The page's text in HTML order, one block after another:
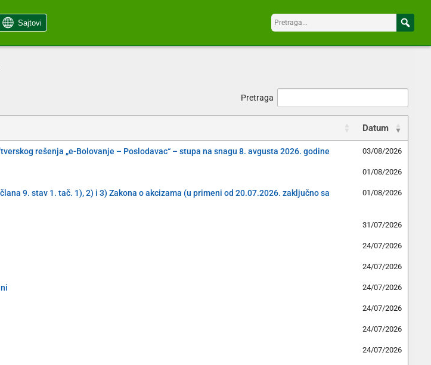
Sajtovi
Pretraga
Datum
rešenja „e-Bolovanje – Poslodavac“ – stupa na snagu 8. avgusta 2026. godine 03/08/2026
01/08/2026
9. stav 1. tač. 1), 2) i 3) Zakona o akcizama (u primeni od 20.07.2026. zaključno sa
01/08/2026
31/07/2026
24/07/2026
24/07/2026
24/07/2026
24/07/2026
24/07/2026
24/07/2026